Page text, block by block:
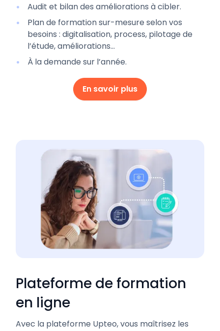
Audit et bilan des améliorations à cibler.
Plan de formation sur-mesure selon vos
besoins : digitalisation, process, pilotage de
l’étude, améliorations...
À la demande sur l’année.
En savoir plus
Plateforme de formation
en ligne
Avec la plateforme Upteo, vous maîtrisez les